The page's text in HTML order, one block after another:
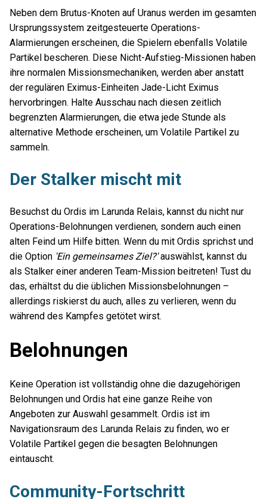
Neben dem Brutus-Knoten auf Uranus werden im gesamten
Ursprungssystem zeitgesteuerte Operations-
Alarmierungen erscheinen, die Spielern ebenfalls Volatile
Partikel bescheren. Diese Nicht-Aufstieg-Missionen haben
ihre normalen Missionsmechaniken, werden aber anstatt
der regulären Eximus-Einheiten Jade-Licht Eximus
hervorbringen. Halte Ausschau nach diesen zeitlich
begrenzten Alarmierungen, die etwa jede Stunde als
alternative Methode erscheinen, um Volatile Partikel zu
sammeln.
Der Stalker mischt mit
Besuchst du Ordis im Larunda Relais, kannst du nicht nur
Operations-Belohnungen verdienen, sondern auch einen
alten Feind um Hilfe bitten. Wenn du mit Ordis sprichst und
die Option 'Ein gemeinsames Ziel?'auswählst, kannst du
als Stalker einer anderen Team-Mission beitreten! Tust du
das, erhältst du die üblichen Missionsbelohnungen –
allerdings riskierst du auch, alles zu verlieren, wenn du
während des Kampfes getötet wirst.
Belohnungen
Keine Operation ist vollständig ohne die dazugehörigen
Belohnungen und Ordis hat eine ganze Reihe von
Angeboten zur Auswahl gesammelt. Ordis ist im
Navigationsraum des Larunda Relais zu finden, wo er
Volatile Partikel gegen die besagten Belohnungen
eintauscht.
Community-Fortschritt